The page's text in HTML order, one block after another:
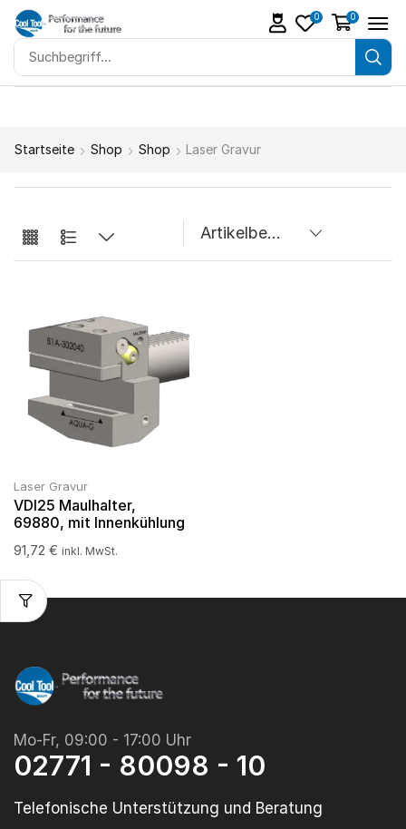
0 0
Startseite Shop Shop Laser Gravur
Laser Gravur
VDI25 Maulhalter,
69880, mit Innenkühlung
91,72 € inkl. MwSt.
Mo-Fr, 09:00 - 17:00 Uhr
02771 - 80098 - 10
Telefonische Unterstützung und Beratung